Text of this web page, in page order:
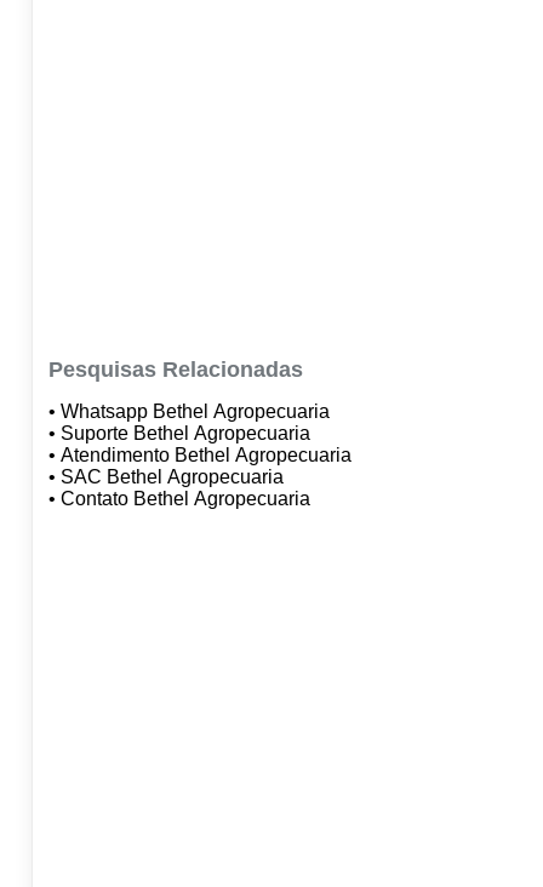
Pesquisas Relacionadas
• Whatsapp Bethel Agropecuaria
• Suporte Bethel Agropecuaria
• Atendimento Bethel Agropecuaria
• SAC Bethel Agropecuaria
• Contato Bethel Agropecuaria